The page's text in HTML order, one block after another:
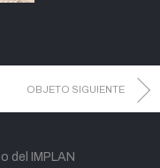
OBJETO SIGUIENTE
del IMPLAN